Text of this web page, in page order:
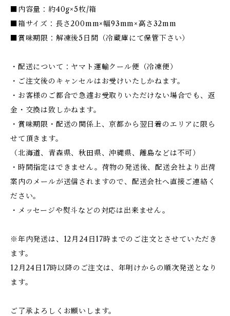
■内容量：約40g×5枚/箱
■箱サイズ：長さ200mm×幅93mm×高さ32mm
■賞味期限：解凍後5日間（冷蔵庫にて保管下さい）
・配送について：ヤマト運輸クール便（冷凍便）
・ご注文後のキャンセルはお受けいたしかねます。
・お客様のご都合で急遽お受取りいただけない場合でも、返
金・交換は致しかねます。
・賞味期限・配送の関係上、京都から翌日着のエリアに限ら
せて頂きます。
（北海道、青森県、秋田県、沖縄県、離島などは不可）
・時間指定はできません。荷物の発送後、配送会社より出荷
案内のメールが送信されますので、配送会社へ直接ご連絡く
ださい。
・メッセージや熨斗などの対応は出来ません。
※年内発送は、12月24日17時までのご注文とさせていただき
ます。
12月24日17時以降のご注文は、年明けからの順次発送となり
ます。
ご了承よろしくお願いします。